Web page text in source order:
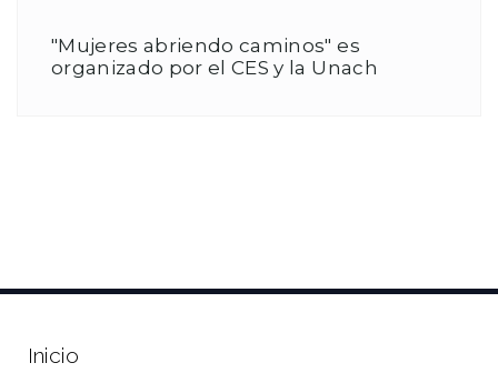
"Mujeres abriendo caminos" es
organizado por el CES y la Unach
Inicio